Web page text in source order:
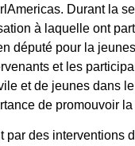
Durant la
à laquelle ont
député pour la
et les
et de jeunes dans
de promouvoir
par des interventions